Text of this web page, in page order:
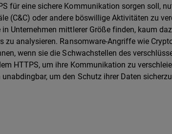
für eine sichere Kommunikation sorgen soll,
(C&C) oder andere böswillige Aktivitäten zu
in Unternehmen mittlerer Größe finden, kaum
zu analysieren. Ransomware-Angriffe wie
wenn sie die Schwachstellen des
HTTPS, um ihre Kommunikation zu
unabdingbar, um den Schutz ihrer Daten